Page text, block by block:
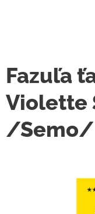
Fazuľa
Violette
/Semo/